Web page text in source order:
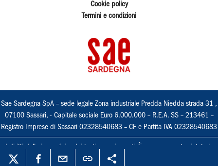
Cookie policy
Termini e condizioni
Sae Sardegna SpA – sede legale Zona industriale Predda Niedda strada 31 ,
07100 Sassari, - Capitale sociale Euro 6.000.000 – R.E.A. SS – 213461 –
Registro Imprese di Sassari 02328540683 – CF e Partita IVA 02328540683
I diritti delle immagini e dei testi sono riservati. È espressamente vietata la
loro riproduzione con qualsiasi mezzo e l'adattamento totale o parziale.